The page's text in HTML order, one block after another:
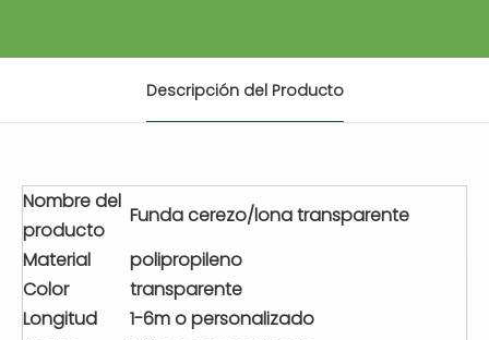
Descripción del Producto
Nombre del
producto
Funda cerezo/lona transparente
Material
polipropileno
Color
transparente
Longitud
1-6m o personalizado